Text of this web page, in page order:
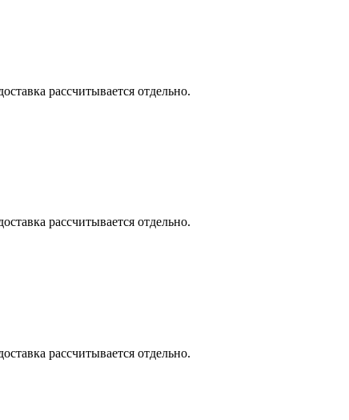
рассчитывается отдельно.
рассчитывается отдельно.
рассчитывается отдельно.